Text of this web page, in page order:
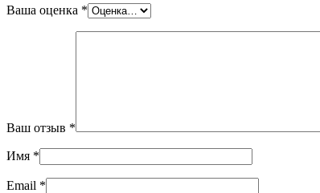
Ваша оценка *
Ваш отзыв *
Имя *
Email *